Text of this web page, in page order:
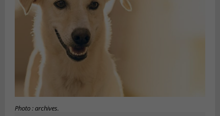
Photo : archives.